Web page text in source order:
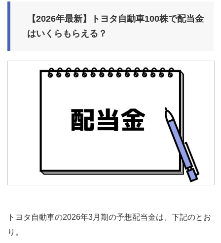
【2026年最新】トヨタ自動車100株で配当金
はいくらもらえる？
トヨタ自動車の2026年3月期の予想配当金は、下記のとお
り。